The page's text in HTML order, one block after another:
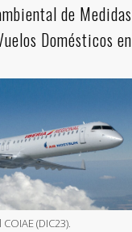
de Medidas
Domésticos en
(DIC23).